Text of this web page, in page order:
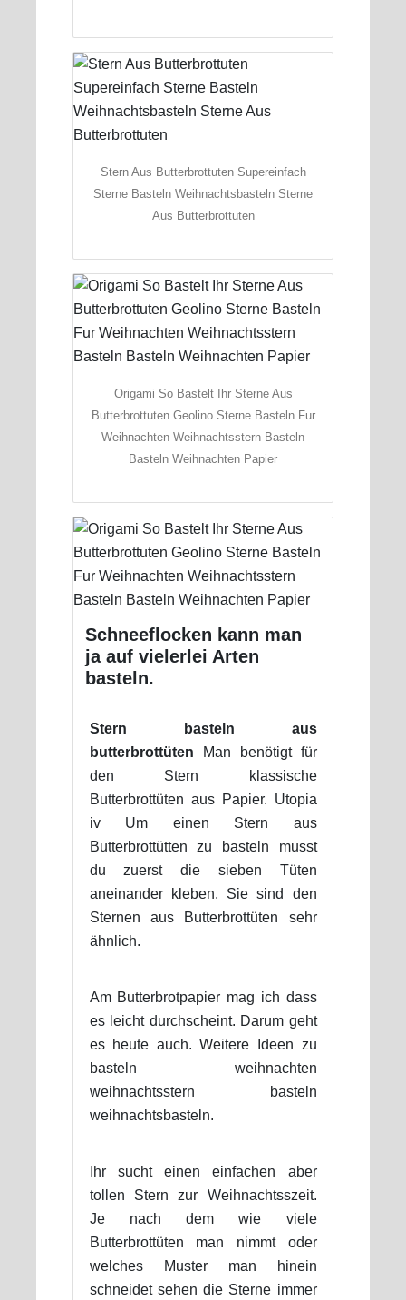
Stern Aus Butterbrottuten Supereinfach
Sterne Basteln Weihnachtsbasteln Sterne
Aus Butterbrottuten
Origami So Bastelt Ihr Sterne Aus
Butterbrottuten Geolino Sterne Basteln Fur
Weihnachten Weihnachtsstern Basteln
Basteln Weihnachten Papier
Schneeflocken kann man
ja auf vielerlei Arten
basteln.
Stern basteln aus
butterbrottüten Man benötigt für
den Stern klassische
Butterbrottüten aus Papier. Utopia
iv Um einen Stern aus
Butterbrottütten zu basteln musst
du zuerst die sieben Tüten
aneinander kleben. Sie sind den
Sternen aus Butterbrottüten sehr
ähnlich.
Am Butterbrotpapier mag ich dass
es leicht durchscheint. Darum geht
es heute auch. Weitere Ideen zu
basteln weihnachten
weihnachtsstern basteln
weihnachtsbasteln.
Ihr sucht einen einfachen aber
tollen Stern zur Weihnachtsszeit.
Je nach dem wie viele
Butterbrottüten man nimmt oder
welches Muster man hinein
schneidet sehen die Sterne immer